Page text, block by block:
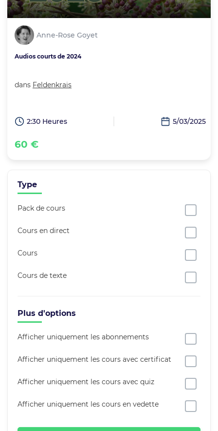
Anne-Rose Goyet
Audios courts de 2024
dans Feldenkrais
2:30 Heures 5/03/2025
60 €
Type
Pack de cours
Cours en direct
Cours
Cours de texte
Plus d'options
Afficher uniquement les abonnements
Afficher uniquement les cours avec certificat
Afficher uniquement les cours avec quiz
Afficher uniquement les cours en vedette